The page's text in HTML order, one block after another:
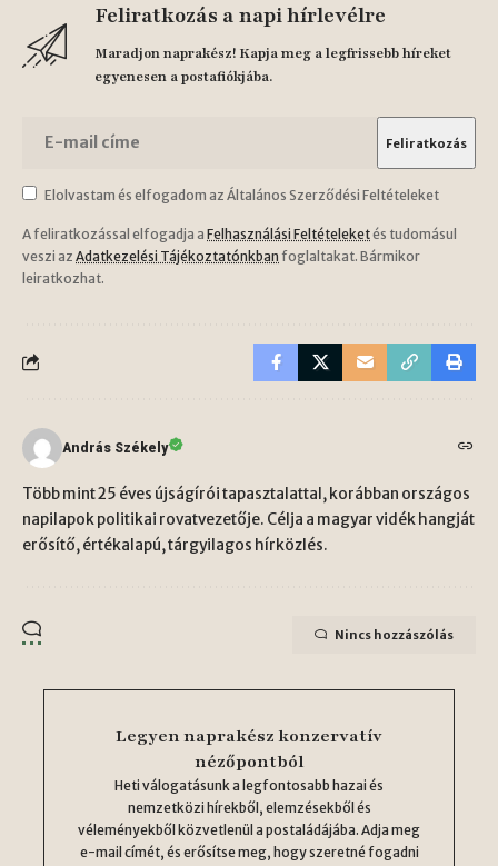
Feliratkozás a napi hírlevélre
Maradjon naprakész! Kapja meg a legfrissebb híreket
egyenesen a postafiókjába.
Elolvastam és elfogadom az Általános Szerződési Feltételeket
A feliratkozással elfogadja a Felhasználási Feltételeketés tudomásul
veszi az Adatkezelési Tájékoztatónkban foglaltakat. Bármikor
leiratkozhat.
András Székely
Több mint 25 éves újságírói tapasztalattal, korábban országos
napilapok politikai rovatvezetője. Célja a magyar vidék hangját
erősítő, értékalapú, tárgyilagos hírközlés.
Nincs hozzászólás
Legyen naprakész konzervatív
nézőpontból
Heti válogatásunk a legfontosabb hazai és
nemzetközi hírekből, elemzésekből és
véleményekből közvetlenül a postaládájába. Adja meg
e-mail címét, és erősítse meg, hogy szeretné fogadni